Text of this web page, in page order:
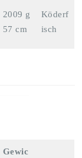
2009 g
57 cm
Köderf
isch
Gewic